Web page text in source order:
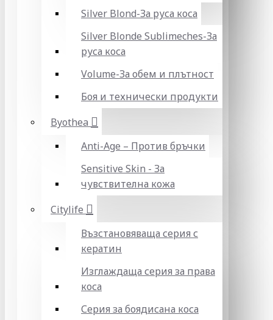
Silver Blond-За руса коса
Silver Blonde Sublіmeches-За
руса коса
Volume-За обем и плътност
Боя и технически продукти
Byothea
Anti-Age – Против бръчки
Sensitive Skin - За
чувствителна кожа
Citylife
Възстановяваща серия с
кератин
Изглаждаща серия за права
коса
Серия за боядисана коса